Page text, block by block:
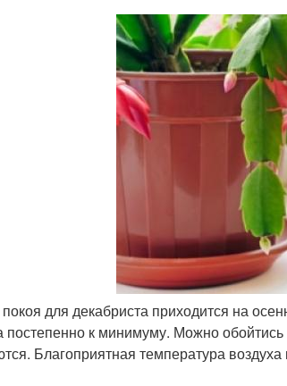
для декабриста приходится на
постепенно к минимуму. Можно
Благоприятная температура